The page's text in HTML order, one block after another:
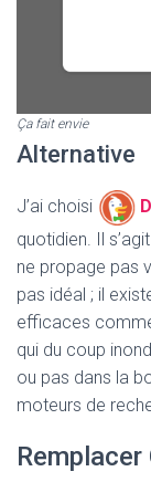
Ça fait envie
Alternative
J’ai choisi
quotidien. Il
ne propage pas
pas idéal ; il
efficaces
qui du coup
ou pas dans la
moteurs de